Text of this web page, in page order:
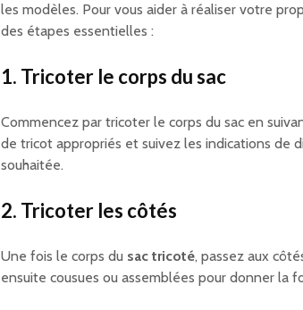
les modèles. Pour vous aider à réaliser votre
des étapes essentielles :
1. Tricoter le corps du sac
Commencez par tricoter le corps du sac en
de tricot appropriés et suivez les indications de
souhaitée.
2. Tricoter les côtés
Une fois le corps du sac tricoté, passez aux
ensuite cousues ou assemblées pour donner la